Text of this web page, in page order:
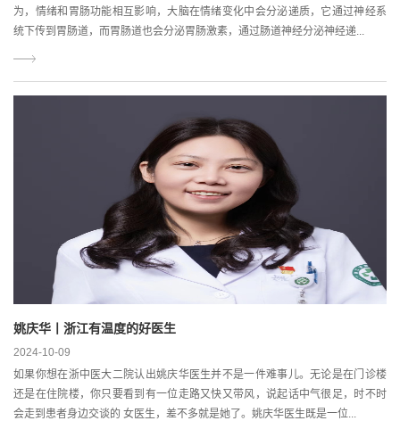
为，情绪和胃肠功能相互影响，大脑在情绪变化中会分泌递质，它通过神经系
统下传到胃肠道，而胃肠道也会分泌胃肠激素，通过肠道神经分泌神经递...
姚庆华丨浙江有温度的好医生
2024-10-09
如果你想在浙中医大二院认出姚庆华医生并不是一件难事儿。无论是在门诊楼
还是在住院楼，你只要看到有一位走路又快又带风，说起话中气很足，时不时
会走到患者身边交谈的 女医生，差不多就是她了。姚庆华医生既是一位...